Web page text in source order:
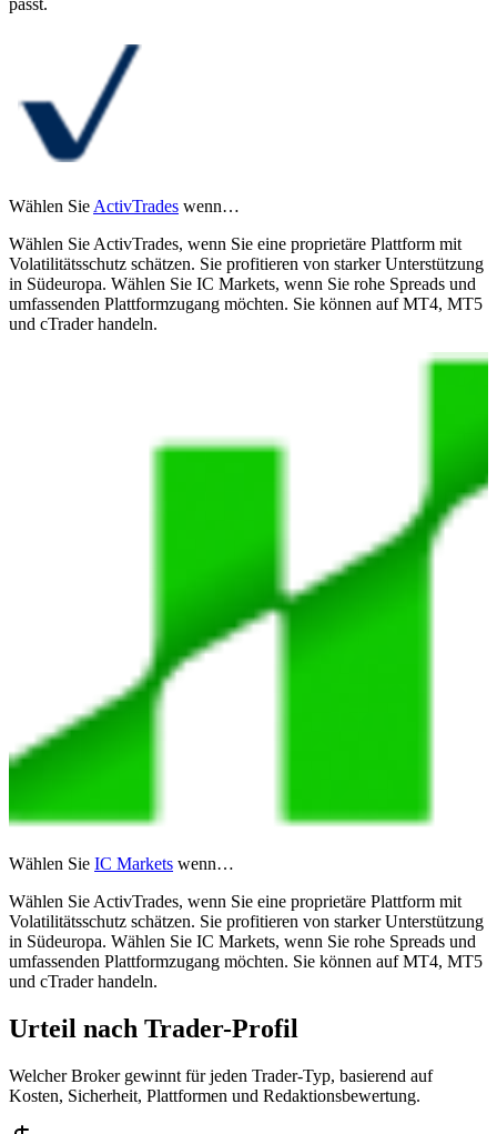
passt.
Wählen SieActivTrades wenn…
Wählen Sie ActivTrades, wenn Sie eine proprietäre Plattform mit
Volatilitätsschutz schätzen. Sie profitieren von starker Unterstützung
in Südeuropa. Wählen Sie IC Markets, wenn Sie rohe Spreads und
umfassenden Plattformzugang möchten. Sie können auf MT4, MT5
und cTrader handeln.
Wählen Sie IC Markets wenn…
Wählen Sie ActivTrades, wenn Sie eine proprietäre Plattform mit
Volatilitätsschutz schätzen. Sie profitieren von starker Unterstützung
in Südeuropa. Wählen Sie IC Markets, wenn Sie rohe Spreads und
umfassenden Plattformzugang möchten. Sie können auf MT4, MT5
und cTrader handeln.
Urteil nach Trader-Profil
Welcher Broker gewinnt für jeden Trader-Typ, basierend auf
Kosten, Sicherheit, Plattformen und Redaktionsbewertung.